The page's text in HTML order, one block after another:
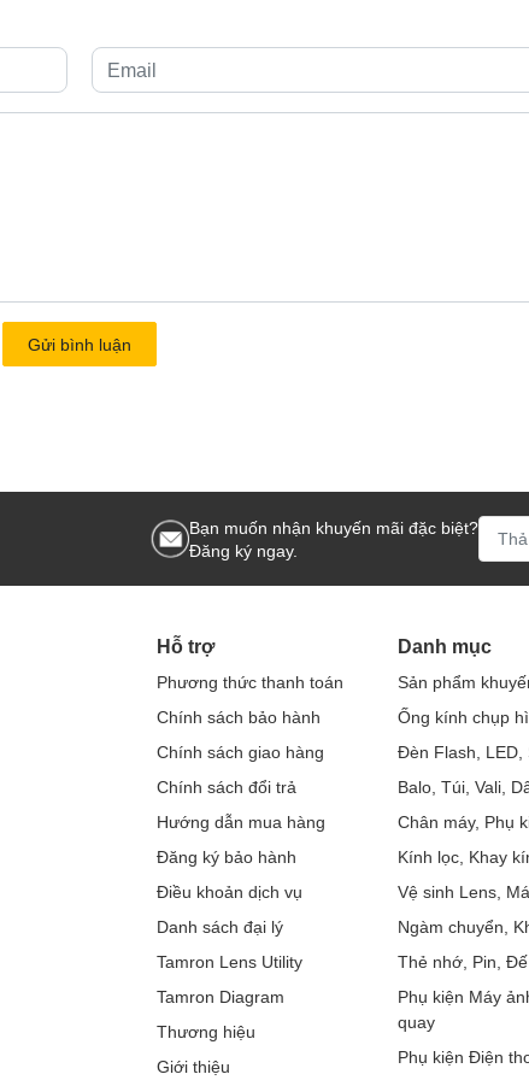
Gửi bình luận
Bạn muốn nhận khuyến mãi đặc biệt?
Đăng ký ngay.
Hỗ trợ
Phương thức thanh toán
Chính sách bảo hành
Chính sách giao hàng
Chính sách đổi trả
Hướng dẫn mua hàng
Đăng ký bảo hành
Điều khoản dịch vụ
Danh sách đại lý
Tamron Lens Utility
Tamron Diagram
Thương hiệu
Giới thiệu
Danh mục
Sản phẩm
Ống kính chụp
Đèn Flash, LED,
Balo, Túi, Vali,
Chân máy, Phụ
Kính lọc, Khay
Vệ sinh Lens,
Ngàm chuyển,
Thẻ nhớ, Pin,
Phụ kiện Máy
quay
Phụ kiện Điện